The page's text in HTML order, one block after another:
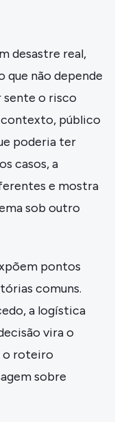
desastre real,
que não depende
sente o risco
público
poderia ter
casos, a
e mostra
sob outro
pontos
comuns.
a logística
vira o
o roteiro
sobre